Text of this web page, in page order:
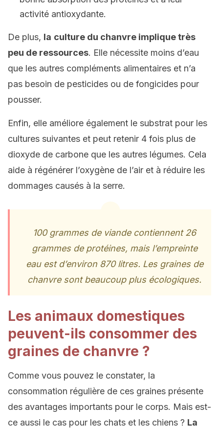
activité antioxydante.
De plus, la culture du chanvre implique très
peu de ressources. Elle nécessite moins d’eau
que les autres compléments alimentaires et n’a
pas besoin de pesticides ou de fongicides pour
pousser.
Enfin, elle améliore également le substrat pour les
cultures suivantes et peut retenir 4 fois plus de
dioxyde de carbone que les autres légumes. Cela
aide à régénérer l’oxygène de l’air et à réduire les
dommages causés à la serre.
100 grammes de viande contiennent 26
grammes de protéines, mais l’empreinte
eau est d’environ 870 litres. Les graines de
chanvre sont beaucoup plus écologiques.
Les animaux domestiques
peuvent-ils consommer des
graines de chanvre ?
Comme vous pouvez le constater, la
consommation régulière de ces graines présente
des avantages importants pour le corps. Mais est-
ce aussi le cas pour les chats et les chiens ? La